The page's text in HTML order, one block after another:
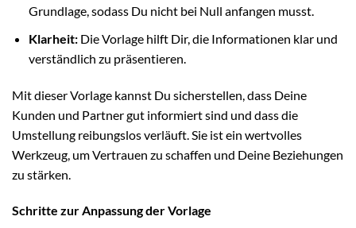
Grundlage, sodass Du nicht bei Null anfangen musst.
Klarheit:Die Vorlage hilft Dir, die Informationen klar und
verständlich zu präsentieren.
Mit dieser Vorlage kannst Du sicherstellen, dass Deine
Kunden und Partner gut informiert sind und dass die
Umstellung reibungslos verläuft. Sie ist ein wertvolles
Werkzeug, um Vertrauen zu schaffen und Deine Beziehungen
zu stärken.
Schritte zur Anpassung der Vorlage